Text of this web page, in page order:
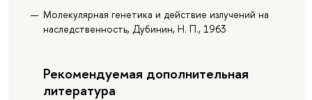
Молекулярная генетика и действие излучений на
наследственность, Дубинин, Н. П., 1963
Рекомендуемая дополнительная
литература